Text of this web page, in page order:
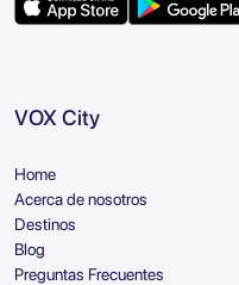
VOX City
Home
Acerca de nosotros
Destinos
Blog
Preguntas Frecuentes